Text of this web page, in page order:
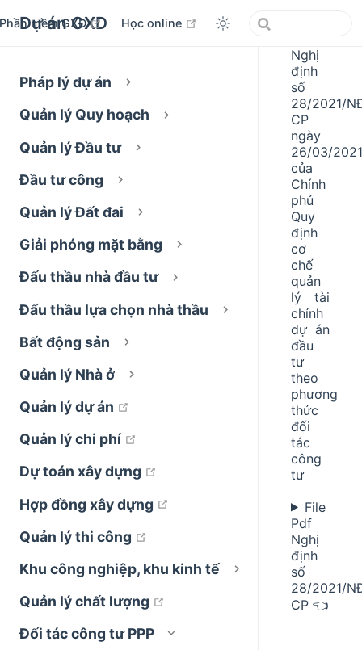
Dự án GXD
Phần mềm GXD open in new window
Học online open in new window
Pháp lý dự án
Quản lý Quy hoạch
Quản lý Đầu tư
Đầu tư công
Quản lý Đất đai
Giải phóng mặt bằng
Đấu thầu nhà đầu tư
Đấu thầu lựa chọn nhà thầu
Bất động sản
Quản lý Nhà ở
Quản lý dự án
Quản lý chi phí
Dự toán xây dựng
open in new window
Hợp đồng xây dựng
open in new window
Quản lý thi công
Khu công nghiệp, khu kinh tế
Quản lý chất lượng
open in new window
Đối tác công tư PPP
Nghị
định
số
28/2021/
CP
ngày
26/03/2021
của
Chính
phủ
Quy
định
cơ
chế
quản
lý tài
chính
dự án
đầu
tư
theo
phương
thức
đối
tác
công
tư
File
Pdf
Nghị
định
số
28/2021/
CP 👈